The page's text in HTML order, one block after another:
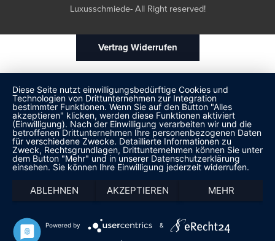
Luxusschmiede- All Right reserved!
Vertrag Widerrufen
Diese Seite nutzt einwilligungsbedürftige Cookies und
Technologien von Drittunternehmen zur Integration
bestimmter Funktionen. Wenn Sie auf den Button "Alles
akzeptieren" klicken, werden diese Funktionen aktiviert
(Einwilligung). Nach der Einwilligung verarbeiten wir und die
betroffenen Drittunternehmen Ihre personenbezogenen Daten
für verschiedene Zwecke. Detaillierte Informationen zu
Zweck, Rechtsgrundlagen, Drittunternehmen können Sie unter
dem Button "Mehr" und in unserer Datenschutzerklärung
einsehen. Sie können Ihre Einwilligung jederzeit widerrufen.
ABLEHNEN AKZEPTIEREN MEHR
Powered by &